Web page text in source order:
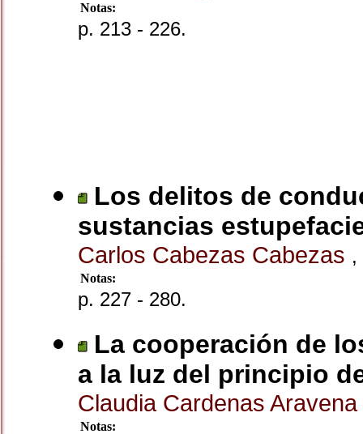
Notas:
p. 213 - 226.
Los delitos de
sustancias
Carlos Cabezas Cabezas ,
Notas:
p. 227 - 280.
La cooperación de
a la luz del principio
Claudia Cardenas Aravena
Notas: